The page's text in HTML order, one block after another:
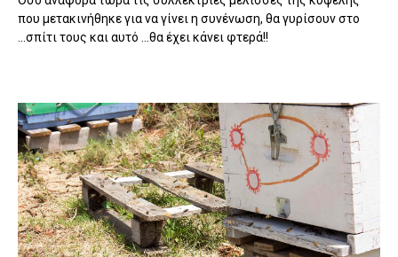
που μετακινήθηκε για να γίνει η συνένωση, θα γυρίσουν στο
...σπίτι τους και αυτό ...θα έχει κάνει φτερά!!